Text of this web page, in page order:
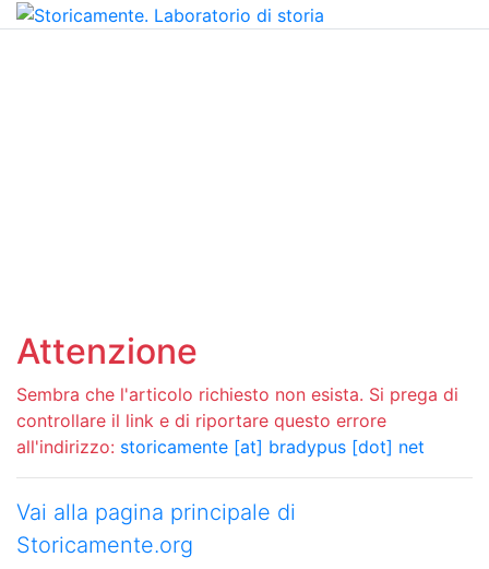
Attenzione
Sembra che l'articolo richiesto non esista. Si prega di
controllare il link e di riportare questo errore
all'indirizzo: storicamente [at] bradypus [dot] net
Vai alla pagina principale di
Storicamente.org